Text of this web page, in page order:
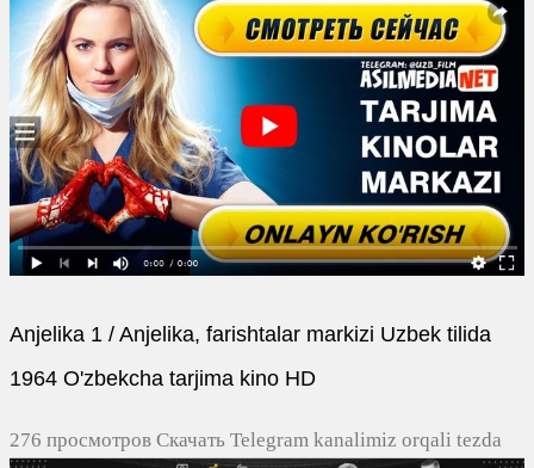
Anjelika 1 / Anjelika, farishtalar markizi Uzbek tilida
1964 O'zbekcha tarjima kino HD
276 просмотров Скачать Telegram kanalimiz orqali tezda